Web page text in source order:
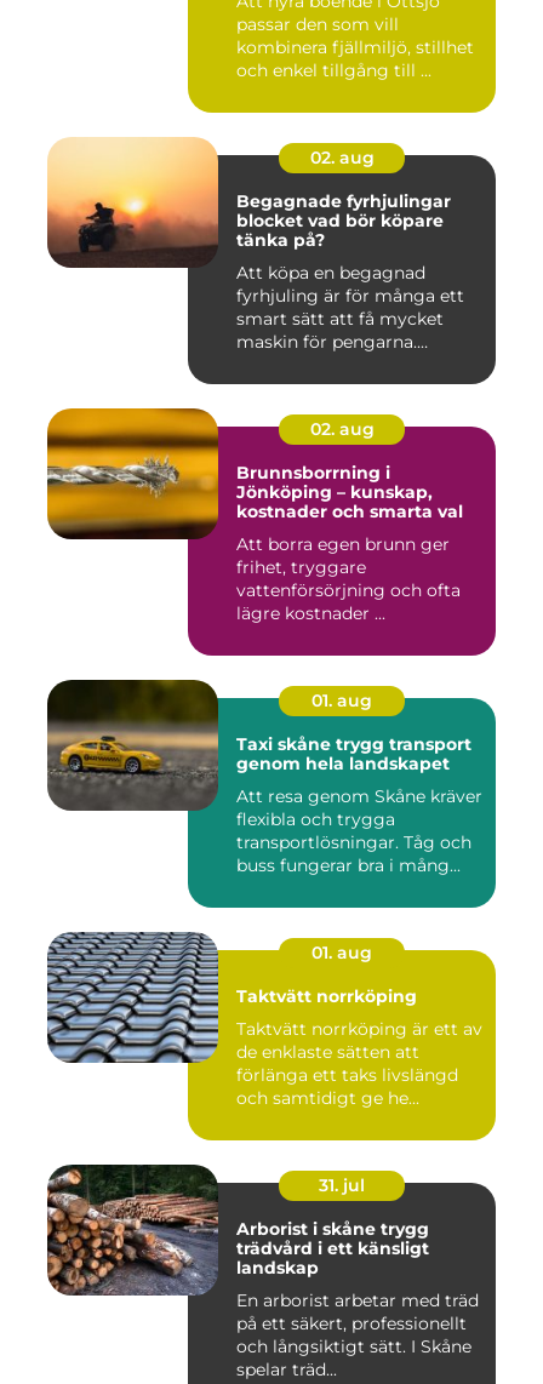
passar den som vill
kombinera fjällmiljö, stillhet
och enkel tillgång till ...
02. aug
Begagnade fyrhjulingar
blocket vad bör köpare
tänka på?
Att köpa en begagnad
fyrhjuling är för många ett
smart sätt att få mycket
maskin för pengarna.
02. aug
Brunnsborrning i
Jönköping – kunskap,
kostnader och smarta val
Att borra egen brunn ger
frihet, tryggare
vattenförsörjning och ofta
lägre kostnader ...
01. aug
Taxi skåne trygg transport
genom hela landskapet
Att resa genom Skåne kräver
flexibla och trygga
transportlösningar. Tåg och
buss fungerar bra i mång...
01. aug
Taktvätt norrköping
Taktvätt norrköping är ett av
de enklaste sätten att
förlänga ett taks livslängd
och samtidigt ge he...
31. jul
Arborist i skåne trygg
trädvård i ett känsligt
landskap
En arborist arbetar med träd
på ett säkert, professionellt
och långsiktigt sätt. I Skåne
spelar träd...